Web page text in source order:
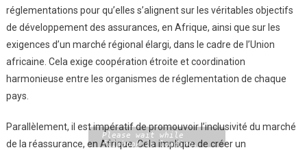
réglementations pour qu’elles s’alignent sur les véritables objectifs
de développement des assurances, en Afrique, ainsi que sur les
exigences d’un marché régional élargi, dans le cadre de l’Union
africaine. Cela exige coopération étroite et coordination
harmonieuse entre les organismes de réglementation de chaque
pays.
Parallèlement, il est impératif de promouvoir l’inclusivité du marché
de la réassurance, en Afrique. Cela implique de créer un
Please wait while
flipbook is loading.